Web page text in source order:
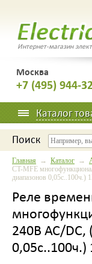
Интернет-магазин
Москва
+7 (495) 944-
Каталог
Поиск
Главная → Каталог →
CT-MFE
диапазонов 0,05с..100ч.)
Реле
240В АС/
0,05с..100ч.)